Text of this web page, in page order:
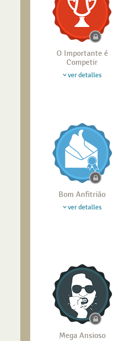
O Importante é
Competir
ver detalles
Bom Anfitrião
ver detalles
Mega Ansioso